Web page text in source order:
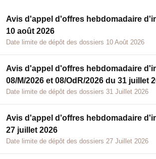
Avis d'appel d'offres hebdomadaire
10 août 2026
Date limite de dépôt des dossiers 10 Août 2026
Avis d'appel d'offres hebdomadaire
08/M/2026 et 08/OdR/2026 du 31 juillet
Date limite de dépôt des dossiers 31 Juillet 2026
Avis d'appel d'offres hebdomadaire
27 juillet 2026
Date limite de dépôt des dossiers 27 Juillet 2026